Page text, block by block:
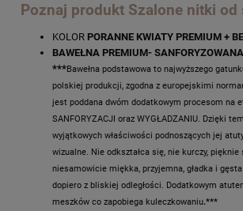
Poznaj produkt Szalone nitki od
KOLOR PORANNE KWIATY PREMIUM +
BAWEŁNA PREMIUM-
***Bawełna podstawowa to najwyższego
polskiej produkcji, zgodna z europejskimi
jest poddana dwóm dodatkowym procesom na
SANFORYZACJI oraz WYGŁADZANIU. Dzięki
wyjątkowych właściwości podnoszących jej
wizualne. Nie odkształca się, nie kurczy, pięknie
niesamowicie miękka, przyjemna, gładka i
dopiero z bliskiej odległości. Dodatkowym
meszków co zapobiega kuleczkowaniu.***